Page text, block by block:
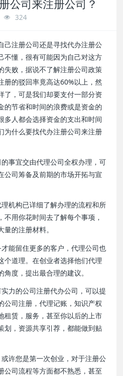
公司来注册公司？
324
己注册公司还是寻找代办注册公
不懂，很有可能因为自己对这方
失败，据说不了解注册公司政策
册的驳回率竟高达60%以上，然
了，可是我们却要支付一部分资
的节省和时间的浪费或是资金的
多人都会选择资金的支出和时间
为什么要找代办注册公司来注册
事宜交由代理公司全权办理，可
公司筹备及前期的市场开拓与宣
机构已详细了解办理的流程和所
用你花时间去了解每个事项，
的注册材料。
能留住更多的客户，代理公司也
个道理。在创业者选择他们代理
度，提出最合理的建议。
力的公司注册代办公司，可以提
公司注册，代理记账，知识产权
租赁，服务，甚至你以后的上市
划，资源共享引荐，都能做到贴
许您是第一次创业，对于注册公
公司流程等方面都不熟悉，甚至